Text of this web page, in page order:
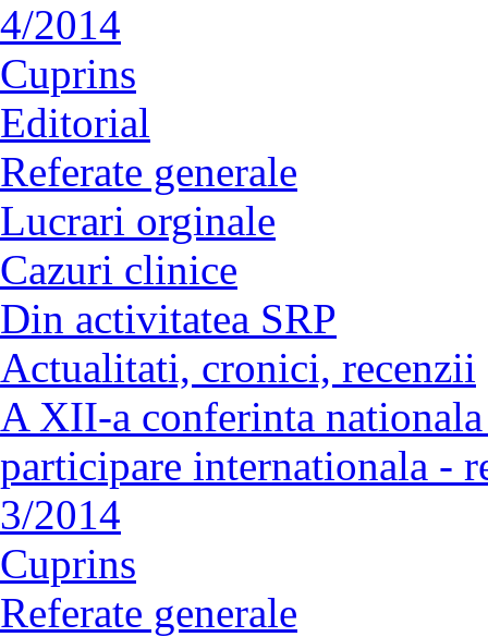
4/2014
Cuprins
Editorial
Referate generale
Lucrari orginale
Cazuri clinice
Din activitatea SRP
Actualitati, cronici, recenzii
A XII-a conferinta
participare internationala -
3/2014
Cuprins
Referate generale